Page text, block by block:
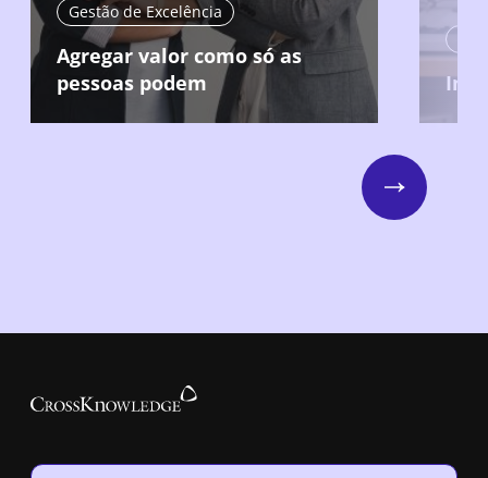
Gestão de Excelência
Agregar valor como só as
pessoas podem
Next